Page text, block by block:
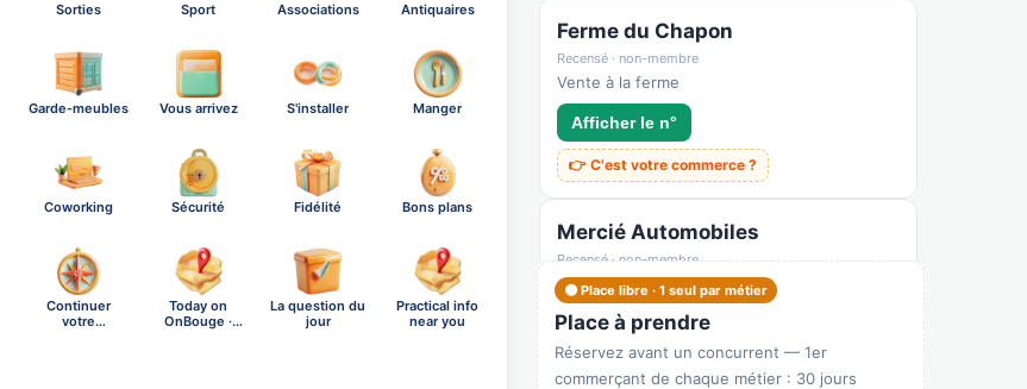
Sorties Sport Associations Antiquaires
Garde-meubles Vous arrivez S'installer Manger
Coworking Sécurité Fidélité Bons plans
Continuer
votre
Today on
OnBouge ·
La question du
jour
Practical info
near you
Ferme du Chapon
Recensé · non-membre
Vente à la ferme
Afficher le n°
👉 C'est votre commerce ?
Mercié Automobiles
Recensé · non-membre
✓ Vérifié
4520A — Garage automobile (entretien-
réparation)
Garage
🟠 Place libre · 1 seul par métier
Place à prendre
Réservez avant un concurrent — 1er
commerçant de chaque métier : 30 jours